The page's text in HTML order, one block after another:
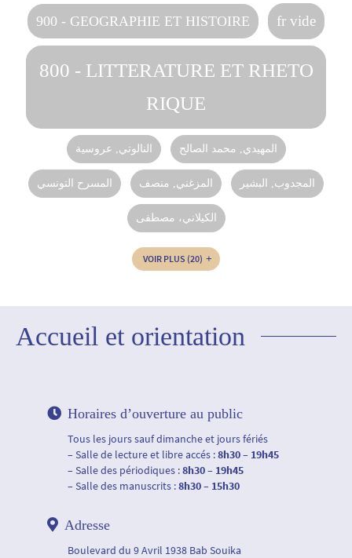
900 - GEOGRAPHIE ET HISTOIRE fr vide
800 - LITTERATURE ET RHETO
RIQUE
النالوتي, عروسية المهيدي, محمد الصالح
المسرح التونسي المزغني, منصف‏‏ المجدوب‏, ‏البشير‏
الكيلاني، مصطفى‏‏
VOIR PLUS (20)
Accueil et orientation
Horaires d’ouverture au public
Tous les jours sauf dimanche et jours fériés
– Salle de lecture et libre accés :8h30 – 19h45
– Salle des périodiques :8h30 – 19h45
– Salle des manuscrits :8h30 – 15h30
Adresse
Boulevard du 9 Avril 1938 Bab Souika